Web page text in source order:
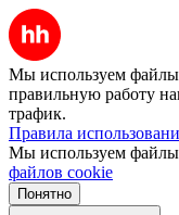
Мы используем файлы
правильную работу
трафик.
Правила
Мы используем файлы
файлов cookie
Понятно